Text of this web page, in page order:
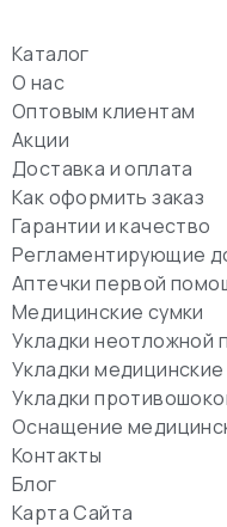
Каталог
О нас
Оптовым клиентам
Акции
Доставка и оплата
Как оформить заказ
Гарантии и качество
Регламентирующие
Аптечки первой
Медицинские сумки
Укладки неотложной
Укладки
Укладки
Оснащение
Контакты
Блог
Карта Сайта